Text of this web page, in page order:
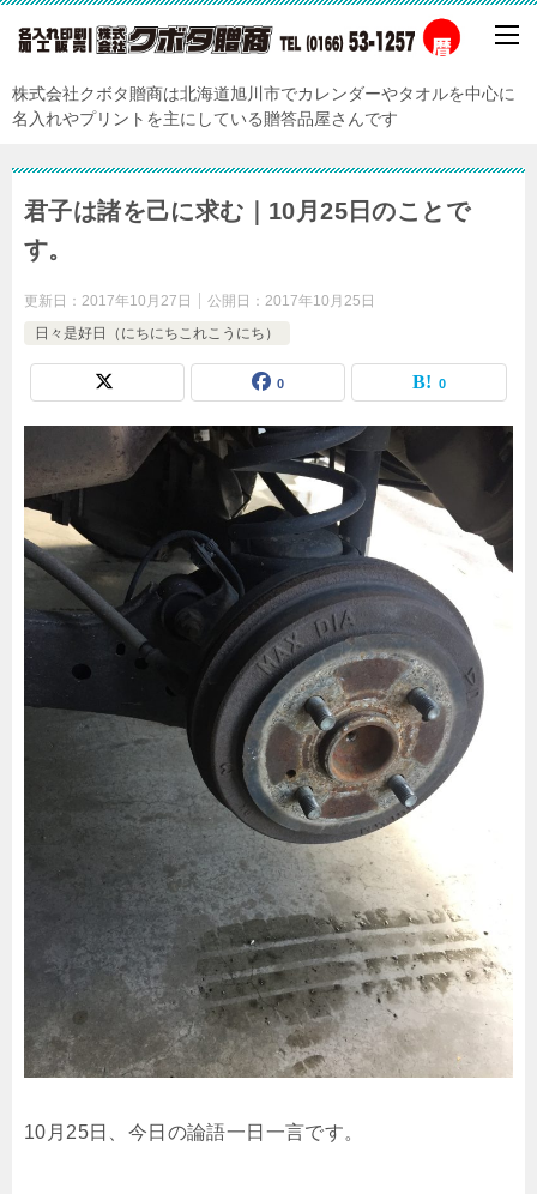
株式会社クボタ贈商は北海道旭川市でカレンダーやタオルを中心に
名入れやプリントを主にしている贈答品屋さんです
君子は諸を己に求む｜10月25日のことで
す。
更新日： 2017年10月27日 公開日： 2017年10月25日
日々是好日（にちにちこれこうにち）
0 0
10月25日、今日の論語一日一言です。